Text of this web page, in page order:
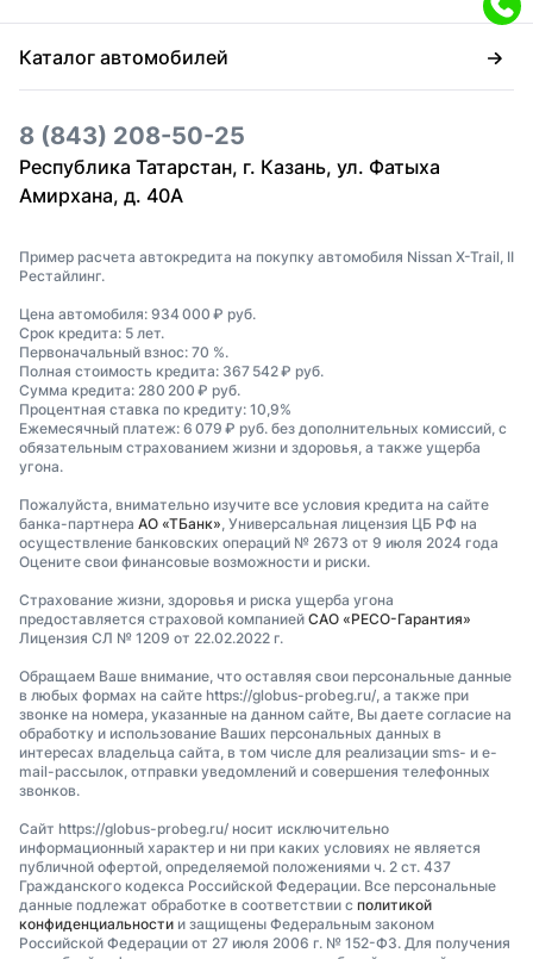
Каталог автомобилей
8 (843) 208-50-25
Республика Татарстан, г. Казань, ул. Фатыха
Амирхана, д. 40А
Пример расчета автокредита на покупку автомобиля Nissan X-Trail, II
Рестайлинг.
Цена автомобиля: 934 000 ₽ руб.
Срок кредита: 5 лет.
Первоначальный взнос: 70 %.
Полная стоимость кредита: 367 542 ₽ руб.
Сумма кредита: 280 200 ₽ руб.
Процентная ставка по кредиту: 10,9%
Ежемесячный платеж: 6 079 ₽ руб. без дополнительных комиссий, с
обязательным страхованием жизни и здоровья, а также ущерба
угона.
Пожалуйста, внимательно изучите все условия кредита на сайте
банка-партнера АО «ТБанк», Универсальная лицензия ЦБ РФ на
осуществление банковских операций № 2673 от 9 июля 2024 года
Оцените свои финансовые возможности и риски.
Страхование жизни, здоровья и риска ущерба угона
предоставляется страховой компанией САО «РЕСО-Гарантия»
Лицензия СЛ № 1209 от 22.02.2022 г.
Обращаем Ваше внимание, что оставляя свои персональные данные
в любых формах на сайте https://globus-probeg.ru/, а также при
звонке на номера, указанные на данном сайте, Вы даете согласие на
обработку и использование Ваших персональных данных в
интересах владельца сайта, в том числе для реализации sms- и e-
mail-рассылок, отправки уведомлений и совершения телефонных
звонков.
Сайт https://globus-probeg.ru/ носит исключительно
информационный характер и ни при каких условиях не является
публичной офертой, определяемой положениями ч. 2 ст. 437
Гражданского кодекса Российской Федерации. Все персональные
данные подлежат обработке в соответствии с политикой
конфиденциальности и защищены Федеральным законом
Российской Федерации от 27 июля 2006 г. № 152-ФЗ. Для получения